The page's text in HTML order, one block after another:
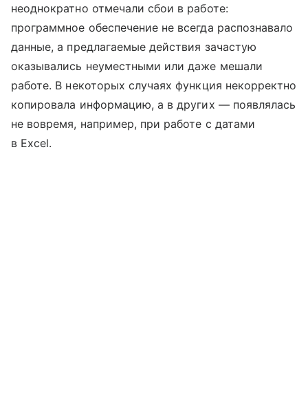
неоднократно отмечали сбои в работе:
программное обеспечение не всегда распознавало
данные, а предлагаемые действия зачастую
оказывались неуместными или даже мешали
работе. В некоторых случаях функция некорректно
копировала информацию, а в других — появлялась
не вовремя, например, при работе с датами
в Excel.